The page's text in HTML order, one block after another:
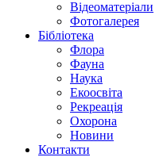
Відеоматеріали
Фотогалерея
Бібліотека
Флора
Фауна
Наука
Екоосвіта
Рекреація
Охорона
Новини
Контакти